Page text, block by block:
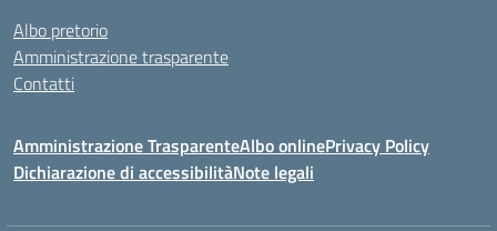
Albo pretorio
Amministrazione trasparente
Contatti
Amministrazione TrasparenteAlbo onlinePrivacy Policy
Dichiarazione di accessibilitàNote legali